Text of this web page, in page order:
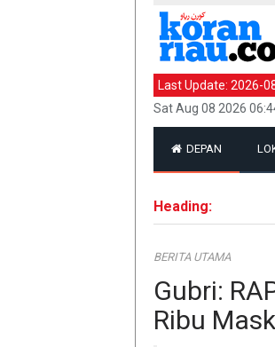
Last Update: 2026-
Sat Aug 08 2026
DEPAN
Heading:
BERITA UTAMA
Gubri:
Ribu